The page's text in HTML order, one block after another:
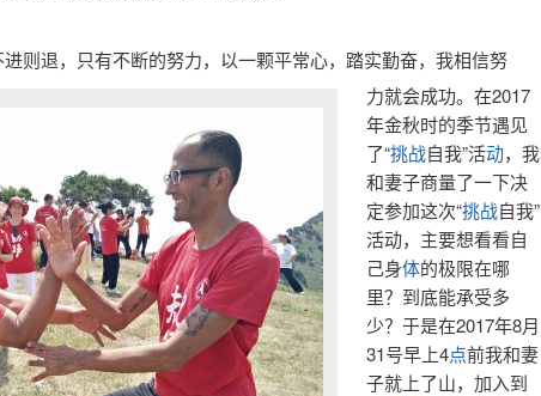
则退，只有不断的努力，以一颗平常心，踏实勤奋，我相信努
力就会成功。在2017
年金秋时的季节遇见
了“挑战自我”活动，我
和妻子商量了一下决
定参加这次“挑战自我”
活动，主要想看看自
己身体的极限在哪
里？到底能承受多
少？于是在2017年8月
31号早上4点前我和妻
子就上了山，加入到